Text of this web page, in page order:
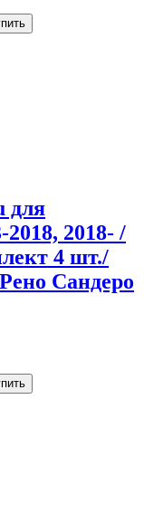
для
2018- /
4 шт./
Сандеро